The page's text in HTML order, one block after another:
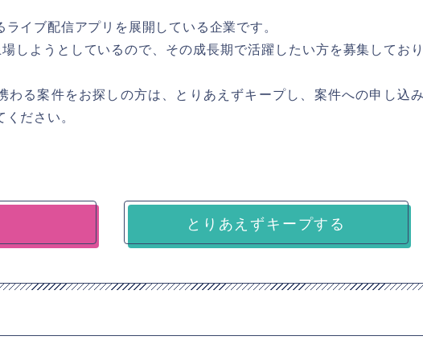
イブ配信アプリを展開している企業です。
しようとしているので、その成長期で活躍したい方を募集してお
わる案件をお探しの方は、とりあえずキープし、案件への申し込
ださい。
とりあえずキープする